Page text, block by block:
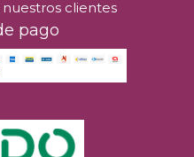
clientes
pago